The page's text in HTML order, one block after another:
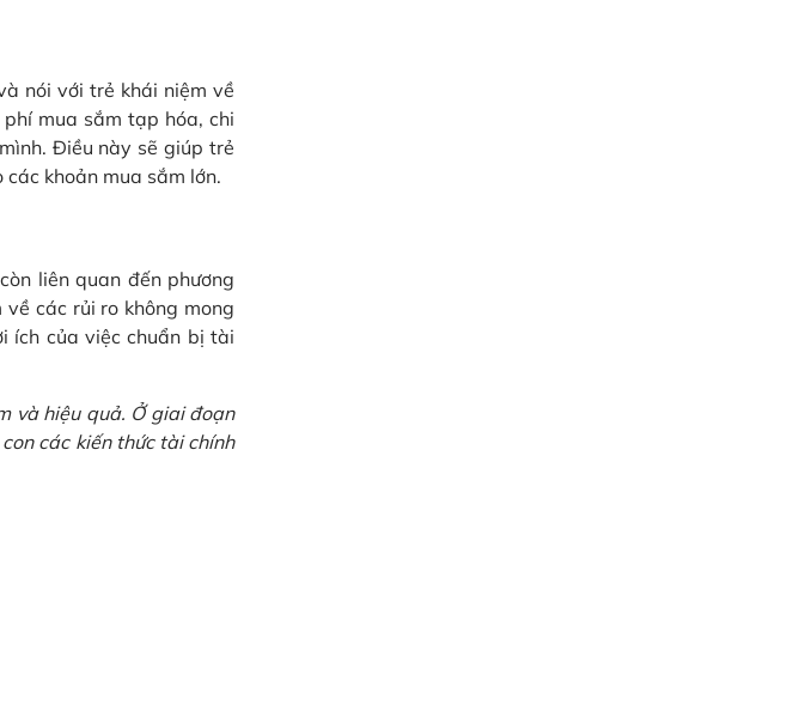
nói với trẻ khái niệm về
mua sắm tạp hóa, chi
Điều này sẽ giúp trẻ
khoản mua sắm lớn.
liên quan đến phương
các rủi ro không mong
ích của việc chuẩn bị tài
và hiệu quả. Ở giai đoạn
các kiến thức tài chính